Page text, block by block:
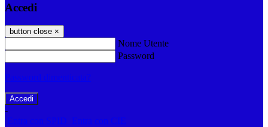
Accedi
button close ×
Nome Utente
Password
Password dimenticata?
-
Entra con SPID
Entra con CIE